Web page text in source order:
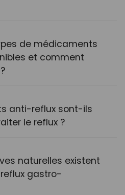
de médicaments
et comment
anti-reflux sont-ils
le reflux ?
naturelles existent
gastro-